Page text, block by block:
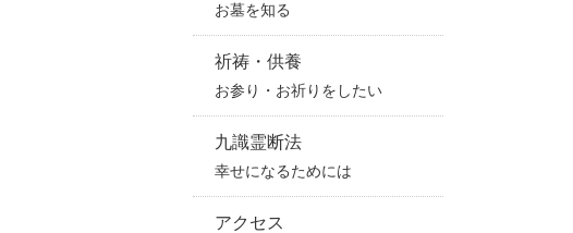
お墓を知る
祈祷・供養
お参り・お祈りをしたい
九識霊断法
幸せになるためには
アクセス